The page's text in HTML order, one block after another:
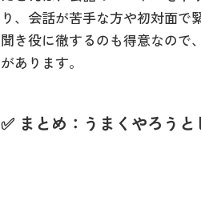
り、会話が苦手な方や初対面で
聞き役に徹するのも得意なので
があります。
✅ まとめ：うまくやろう